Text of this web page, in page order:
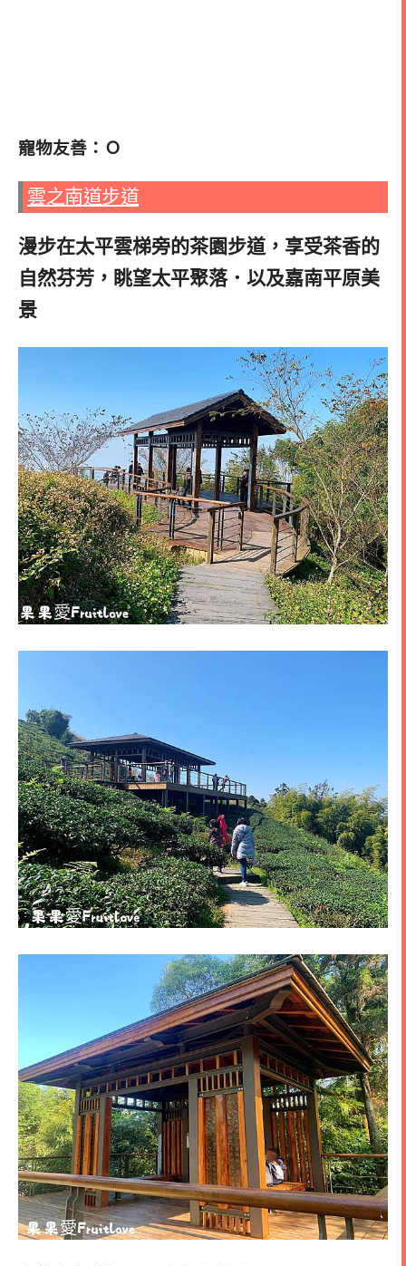
寵物友善：Ｏ
雲之南道步道
漫步在太平雲梯旁的茶園步道，享受茶香的
自然芬芳， 眺望太平聚落．以及嘉南平原美
景